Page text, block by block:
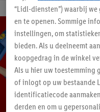
“Lidl-diensten”) waarbij
en te openen. Sommige
instellingen, om
bieden. Als u deelneemt
koopgedrag in de winkel
Als u hier uw toestemming
of inlogt op uw bestaande
identificatiecode
derden en om u